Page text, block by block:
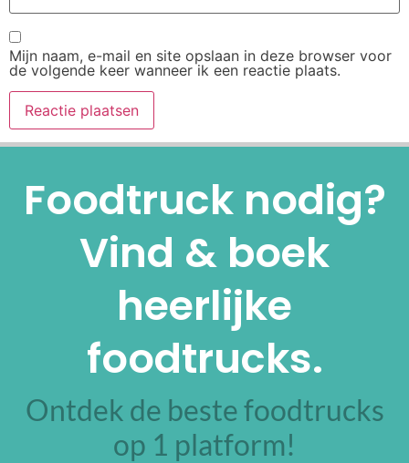
Mijn naam, e-mail en site opslaan in deze browser voor
de volgende keer wanneer ik een reactie plaats.
Foodtruck nodig?
Vind & boek
heerlijke
foodtrucks.
Ontdek de beste foodtrucks
op 1 platform!